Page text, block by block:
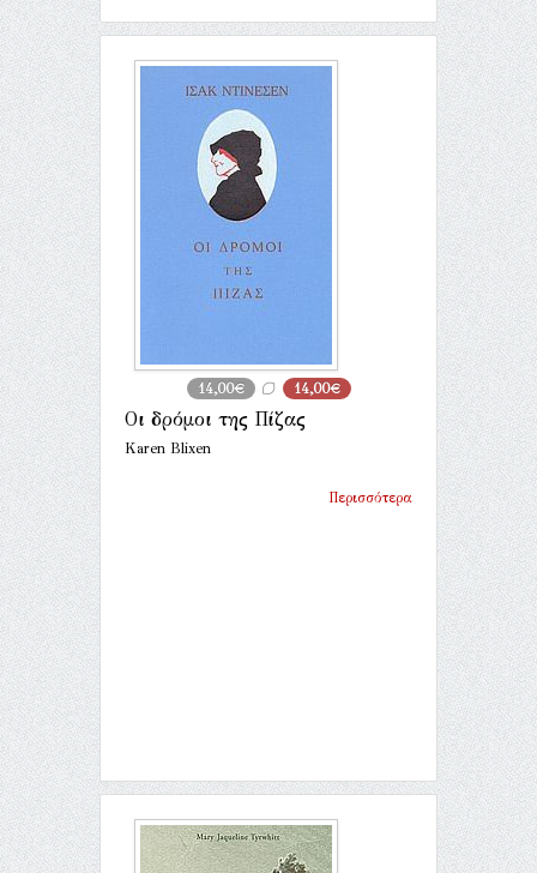
14,00€ 14,00€
Οι δρόμοι της Πίζας
Karen Blixen
Περισσότερα